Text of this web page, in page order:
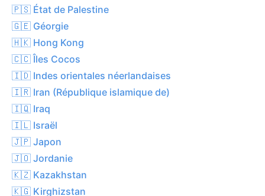
🇵🇸 État de Palestine
🇬🇪 Géorgie
🇭🇰 Hong Kong
🇨🇨 Îles Cocos
🇮🇩 Indes orientales néerlandaises
🇮🇷 Iran (République islamique de)
🇮🇶 Iraq
🇮🇱 Israël
🇯🇵 Japon
🇯🇴 Jordanie
🇰🇿 Kazakhstan
🇰🇬 Kirghizstan